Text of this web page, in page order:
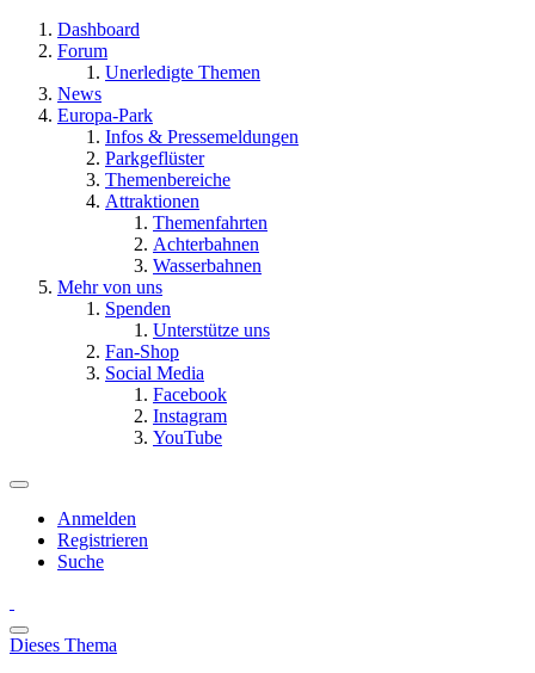
Dashboard
Forum
Unerledigte Themen
News
Europa-Park
Infos & Pressemeldungen
Parkgeflüster
Themenbereiche
Attraktionen
Themenfahrten
Achterbahnen
Wasserbahnen
Mehr von uns
Spenden
Unterstütze uns
Fan-Shop
Social Media
Facebook
Instagram
YouTube
Anmelden
Registrieren
Suche
Dieses Thema